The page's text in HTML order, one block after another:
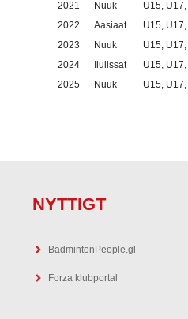
2021
Nuuk
U15,
2022
Aasiaat
U15,
2023
Nuuk
U15,
2024
Ilulissat
U15,
2025
Nuuk U15,
NYTTIGT
BadmintonPeople.gl
Forza klubportal